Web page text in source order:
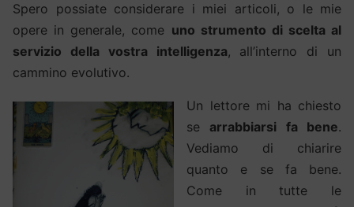
Spero possiate considerare i miei articoli, o le mie
opere in generale, come uno strumento di scelta al
servizio della vostra intelligenza, all’interno di un
cammino evolutivo.
Un lettore mi ha chiesto
searrabbiarsi fa bene.
Vediamo di chiarire
quanto e se fa bene.
Come in tutte le